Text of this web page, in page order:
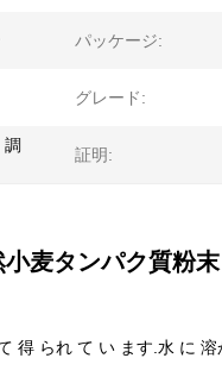
パッケージ:
グレード:
証明:
麦タンパク質粉末
得 られ て い ます.水 に